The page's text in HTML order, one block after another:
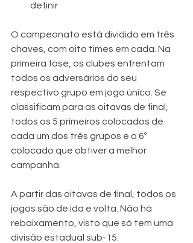
definir
O campeonato está dividido em três
chaves, com oito times em cada. Na
primeira fase, os clubes enfrentam
todos os adversários do seu
respectivo grupo em jogo único. Se
classificam para as oitavas de final,
todos os 5 primeiros colocados de
cada um dos três grupos e o 6º
colocado que obtiver a melhor
campanha.
A partir das oitavas de final, todos os
jogos são de ida e volta. Não há
rebaixamento, visto que só tem uma
divisão estadual sub-15.